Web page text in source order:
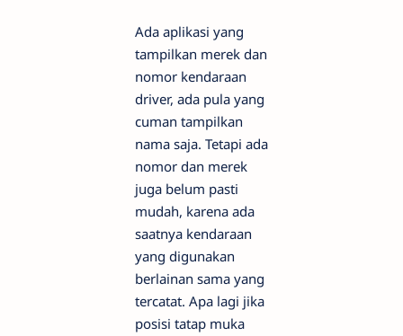
Ada aplikasi yang
tampilkan merek dan
nomor kendaraan
driver, ada pula yang
cuman tampilkan
nama saja. Tetapi ada
nomor dan merek
juga belum pasti
mudah, karena ada
saatnya kendaraan
yang digunakan
berlainan sama yang
tercatat. Apa lagi jika
posisi tatap muka